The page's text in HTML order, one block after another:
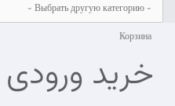
Корзина
خرید